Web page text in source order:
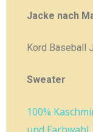
Jacke nach
Kord Baseball
Sweater
100%